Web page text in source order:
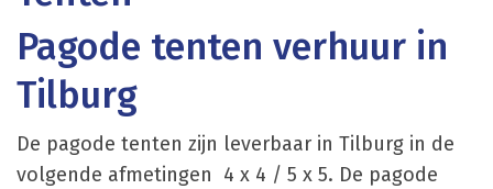
Pagode tenten verhuur in
Tilburg
De pagode tenten zijn leverbaar in Tilburg in de
volgende afmetingen 4 x 4 / 5 x 5. De pagode